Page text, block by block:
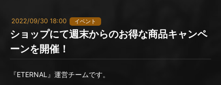
2022/09/30 18:00 イベント
ショップにて週末からのお得な商品キャンペ
ーンを開催！
『ETERNAL』運営チームです。